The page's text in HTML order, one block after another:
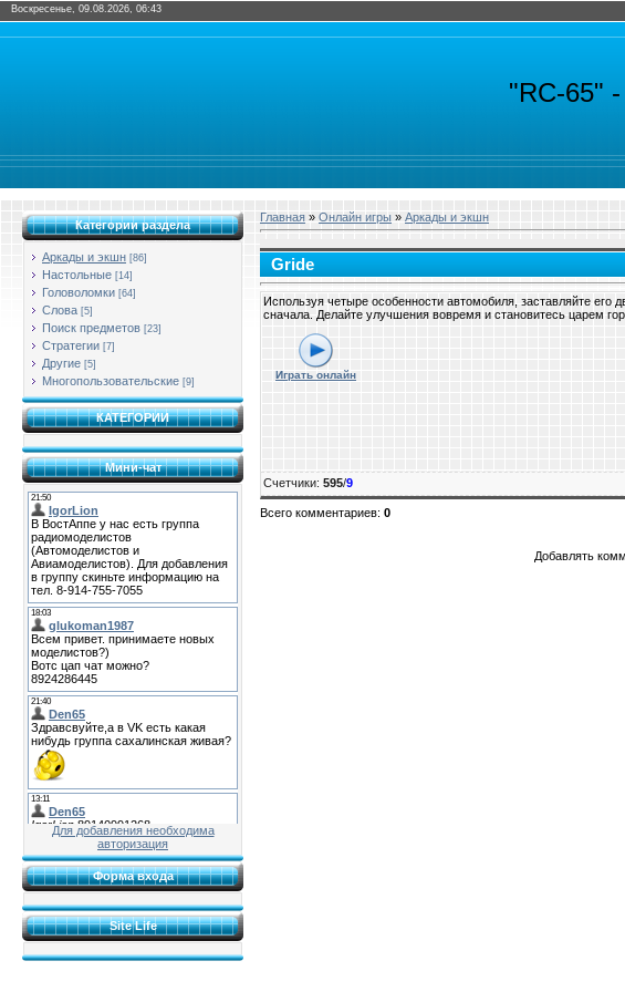
Воскресенье, 09.08.2026, 06:43
"RC-65" -
Категории раздела
Аркады и экшн [86]
Настольные [14]
Головоломки [64]
Слова [5]
Поиск предметов [23]
Стратегии [7]
Другие [5]
Многопользовательские [9]
КАТЕГОРИИ
Мини-чат
Для добавления необходима
авторизация
Форма входа
Site Life
Главная » Онлайн игры » Аркады и экшн
Gride
Используя четыре особенности автомобиля, заставляйте его
сначала. Делайте улучшения вовремя и становитесь царем
Играть онлайн
Счетчики: 595/9
Всего комментариев: 0
Добавлять